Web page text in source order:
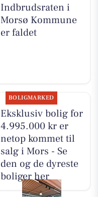
Indbrudsraten i
Morsø Kommune
er faldet
BOLIGMARKED
Eksklusiv bolig for
4.995.000 kr er
netop kommet til
salg i Mors - Se
den og de dyreste
boliger her